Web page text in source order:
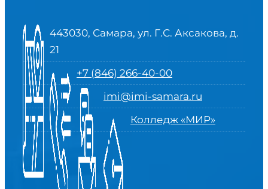
443030, Самара, ул. Г.С. Аксакова, д.
21
+7 (846) 266-40-00
imi@imi-samara.ru
Колледж «МИР»